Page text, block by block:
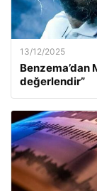
13/12/2025
Benzema’dan
değerlendir”